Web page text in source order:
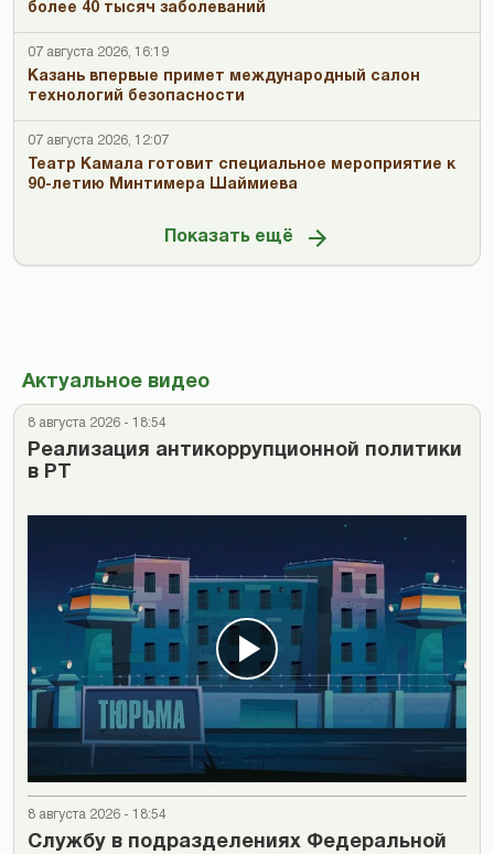
более 40 тысяч заболеваний
07 августа 2026, 16:19
Казань впервые примет международный салон
технологий безопасности
07 августа 2026, 12:07
Театр Камала готовит специальное мероприятие к
90-летию Минтимера Шаймиева
Показать ещё
Актуальное видео
8 августа 2026 - 18:54
Реализация антикоррупционной политики
в РТ
8 августа 2026 - 18:54
Cлужбу в подразделениях Федеральной